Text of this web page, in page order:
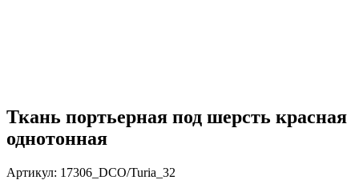
Ткань портьерная под шерсть красная
однотонная
Артикул: 17306_DCO/Turia_32